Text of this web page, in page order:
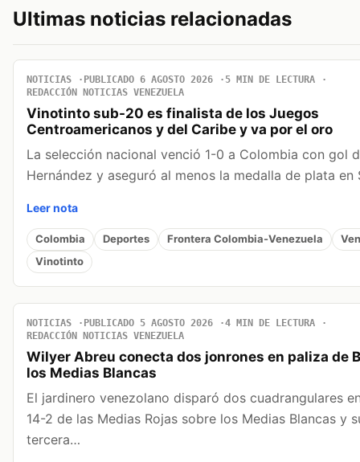
Ultimas noticias relacionadas
NOTICIAS PUBLICADO 6 AGOSTO 2026
5 MIN DE LECTURA
REDACCIÓN NOTICIAS VENEZUELA
Vinotinto sub-20 es finalista de los Juegos
Centroamericanos y del Caribe y va por el oro
La selección nacional venció 1-0 a Colombia con gol
Hernández y aseguró al menos la medalla de plata en
Leer nota
Colombia Deportes Frontera Colombia-Venezuela
Vinotinto
NOTICIAS PUBLICADO 5 AGOSTO 2026
4 MIN DE LECTURA
REDACCIÓN NOTICIAS VENEZUELA
Wilyer Abreu conecta dos jonrones en paliza de
los Medias Blancas
El jardinero venezolano disparó dos cuadrangulares
14-2 de las Medias Rojas sobre los Medias Blancas y
tercera…